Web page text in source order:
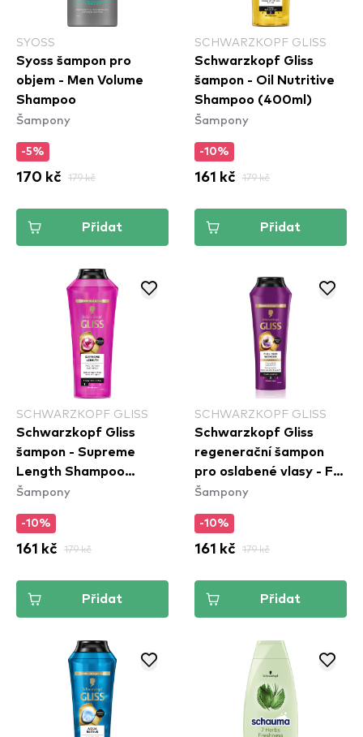
SYOSS
Syoss šampon pro
objem - Men Volume
Shampoo
Šampony
-5%
170 kč 179 kč
Přidat
SCHWARZKOPF GLISS
Schwarzkopf Gliss
šampon - Oil Nutritive
Shampoo (400ml)
Šampony
-10%
161 kč 179 kč
Přidat
SCHWARZKOPF GLISS
Schwarzkopf Gliss
šampon - Supreme
Length Shampoo
(400ml)
Šampony
-10%
161 kč 179 kč
Přidat
SCHWARZKOPF GLISS
Schwarzkopf Gliss
regenerační šampon
pro oslabené vlasy - Full
Hair Wonder Shampoo
Šampony
-10%
161 kč 179 kč
Přidat